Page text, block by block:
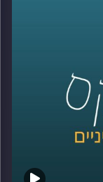
מאז השבעה
של המזרח
למדיניות
בפועל של
המחקר